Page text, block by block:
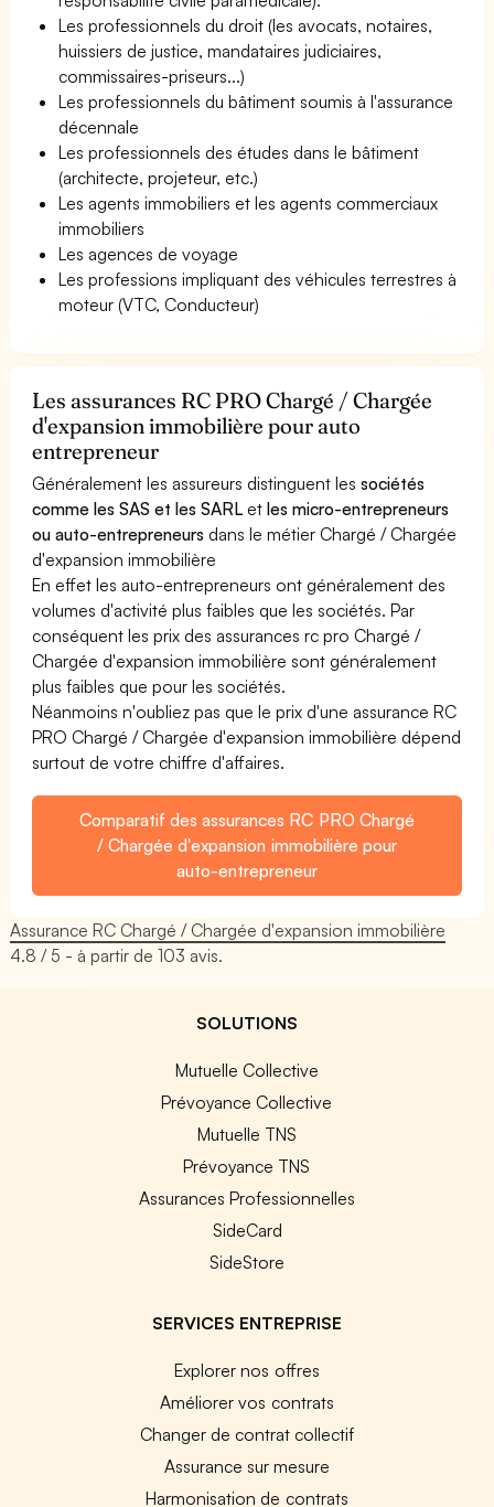
Les professionnels du droit (les avocats, notaires,
huissiers de justice, mandataires judiciaires,
commissaires-priseurs...)
Les professionnels du bâtiment soumis à l'assurance
décennale
Les professionnels des études dans le bâtiment
(architecte, projeteur, etc.)
Les agents immobiliers et les agents commerciaux
immobiliers
Les agences de voyage
Les professions impliquant des véhicules terrestres à
moteur (VTC, Conducteur)
Les assurances RC PRO Chargé / Chargée
d'expansion immobilière pour auto
entrepreneur
Généralement les assureurs distinguent lessociétés
comme les SAS et les SARL etles micro-entrepreneurs
ou auto-entrepreneurs dans le métier Chargé / Chargée
d'expansion immobilière
En effet les auto-entrepreneurs ont généralement des
volumes d'activité plus faibles que les sociétés. Par
conséquent les prix des assurances rc pro Chargé /
Chargée d'expansion immobilière sont généralement
plus faibles que pour les sociétés.
Néanmoins n'oubliez pas que le prix d'une assurance RC
PRO Chargé / Chargée d'expansion immobilière dépend
surtout de votre chiffre d'affaires.
Comparatif des assurances RC PRO Chargé
/ Chargée d'expansion immobilière pour
auto-entrepreneur
Assurance RC Chargé / Chargée d'expansion immobilière
4.8 / 5 - à partir de103 avis.
SOLUTIONS
Mutuelle Collective
Prévoyance Collective
Mutuelle TNS
Prévoyance TNS
Assurances Professionnelles
SideCard
SideStore
SERVICES ENTREPRISE
Explorer nos offres
Améliorer vos contrats
Changer de contrat collectif
Assurance sur mesure
Harmonisation de contrats